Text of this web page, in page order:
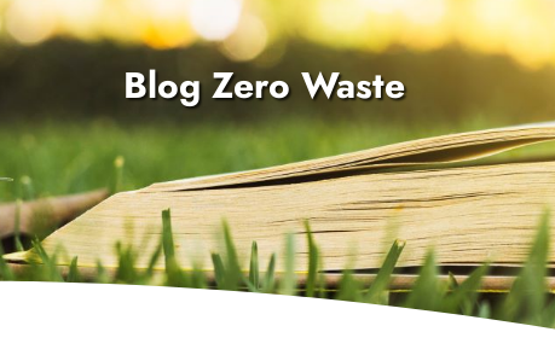
Blog Zero Waste